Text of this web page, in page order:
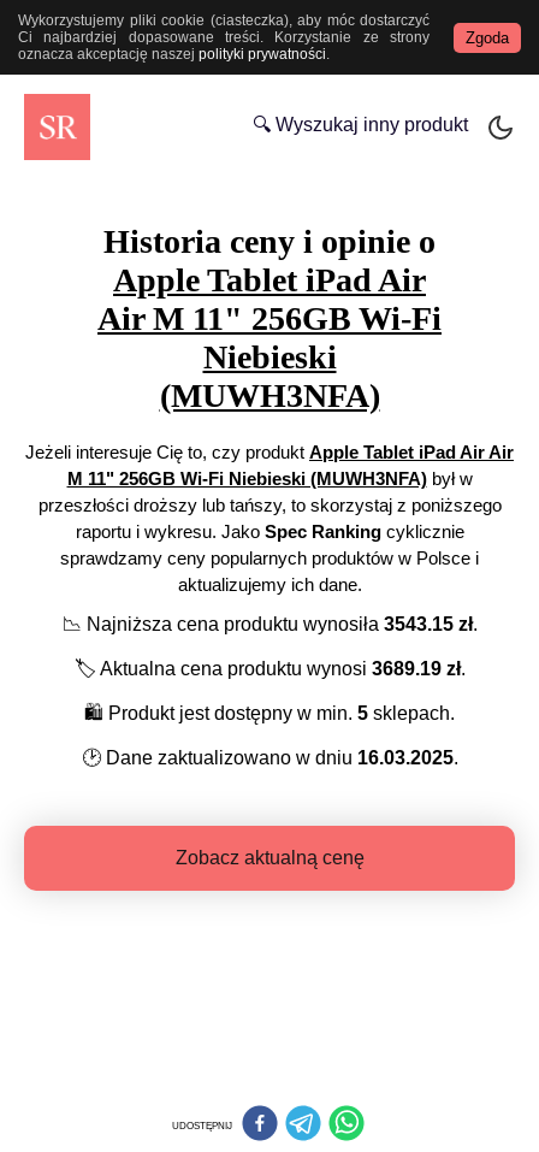
Wykorzystujemy pliki cookie (ciasteczka), aby móc dostarczyć
Ci najbardziej dopasowane treści. Korzystanie ze strony
oznacza akceptację naszej polityki prywatności.
Zgoda
🔍 Wyszukaj inny produkt
Historia ceny i opinie o
Apple Tablet iPad Air
Air M 11" 256GB Wi-Fi
Niebieski
(MUWH3NFA)
Jeżeli interesuje Cię to, czy produkt Apple Tablet iPad Air Air
M 11" 256GB Wi-Fi Niebieski (MUWH3NFA)był w
przeszłości droższy lub tańszy, to skorzystaj z poniższego
raportu i wykresu. Jako Spec Rankingcyklicznie
sprawdzamy ceny popularnych produktów w Polsce i
aktualizujemy ich dane.
📉 Najniższa cena produktu wynosiła 3543.15zł.
🏷️ Aktualna cena produktu wynosi 3689.19zł.
🛍️ Produkt jest dostępny w min. 5 sklepach.
🕑Dane zaktualizowano w dniu 16.03.2025.
Zobacz aktualną cenę
UDOSTĘPNIJ